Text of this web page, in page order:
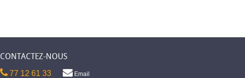
CONTACTEZ-NOUS
77 12 61 33 Email